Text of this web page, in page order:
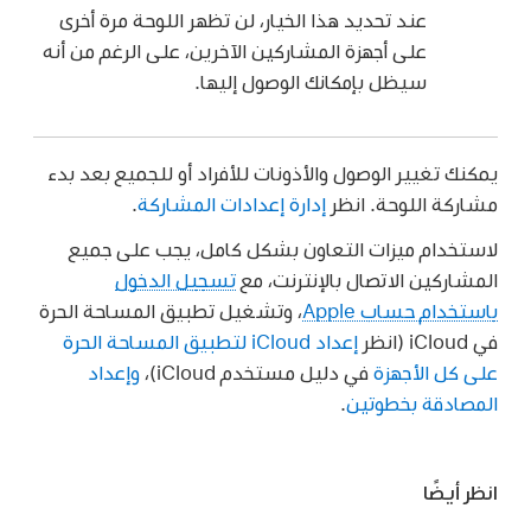
عند تحديد هذا الخيار، لن تظهر اللوحة مرة أخرى
على أجهزة المشاركين الآخرين، على الرغم من أنه
سيظل بإمكانك الوصول إليها.
يمكنك تغيير الوصول والأذونات للأفراد أو للجميع بعد بدء
مشاركة اللوحة. انظر إدارة إعدادات المشاركة
لاستخدام ميزات التعاون بشكل كامل، يجب على جميع
المشاركين الاتصال بالإنترنت، مع تسجيل الدخول
باستخدام حساب Apple
، وتشغيل تطبيق المساحة الحرة
في iCloud (انظر
إعداد iCloud لتطبيق المساحة الحرة
على كل الأجهزة في دليل مستخدم iCloud)،
وإعداد
المصادقة بخطوتين
انظر أيضًا